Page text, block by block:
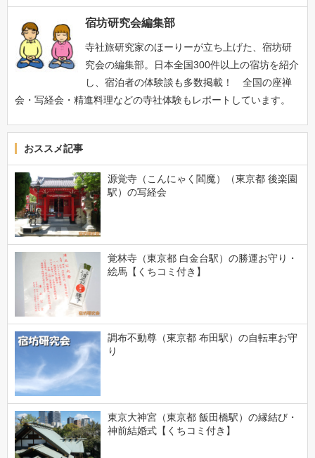
宿坊研究会編集部
寺社旅研究家のほーりーが立ち上げた、宿坊研
究会の編集部。日本全国300件以上の宿坊を紹介
し、宿泊者の体験談も多数掲載！ 全国の座禅
会・写経会・精進料理などの寺社体験もレポートしています。
おススメ記事
源覚寺（こんにゃく閻魔）（東京都 後楽園
駅）の写経会
覚林寺（東京都 白金台駅）の勝運お守り・
絵馬【くちコミ付き】
調布不動尊（東京都 布田駅）の自転車お守
り
東京大神宮（東京都 飯田橋駅）の縁結び・
神前結婚式【くちコミ付き】